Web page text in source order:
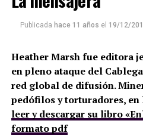
Publicada hace 11 años el 19/12/
Heather Marsh fue editora
en pleno ataque del
red global de difusión.
pedófilos y torturadores, en
leer y descargar su libro
formato pdf